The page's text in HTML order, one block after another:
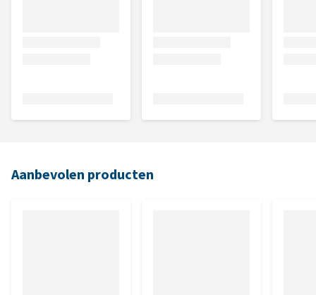
Aanbevolen producten